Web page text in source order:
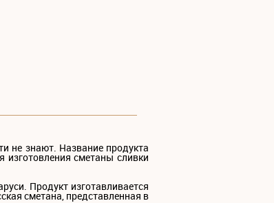
не знают. Название продукта
изготовления сметаны сливки
Продукт изготавливается
сметана, представленная в